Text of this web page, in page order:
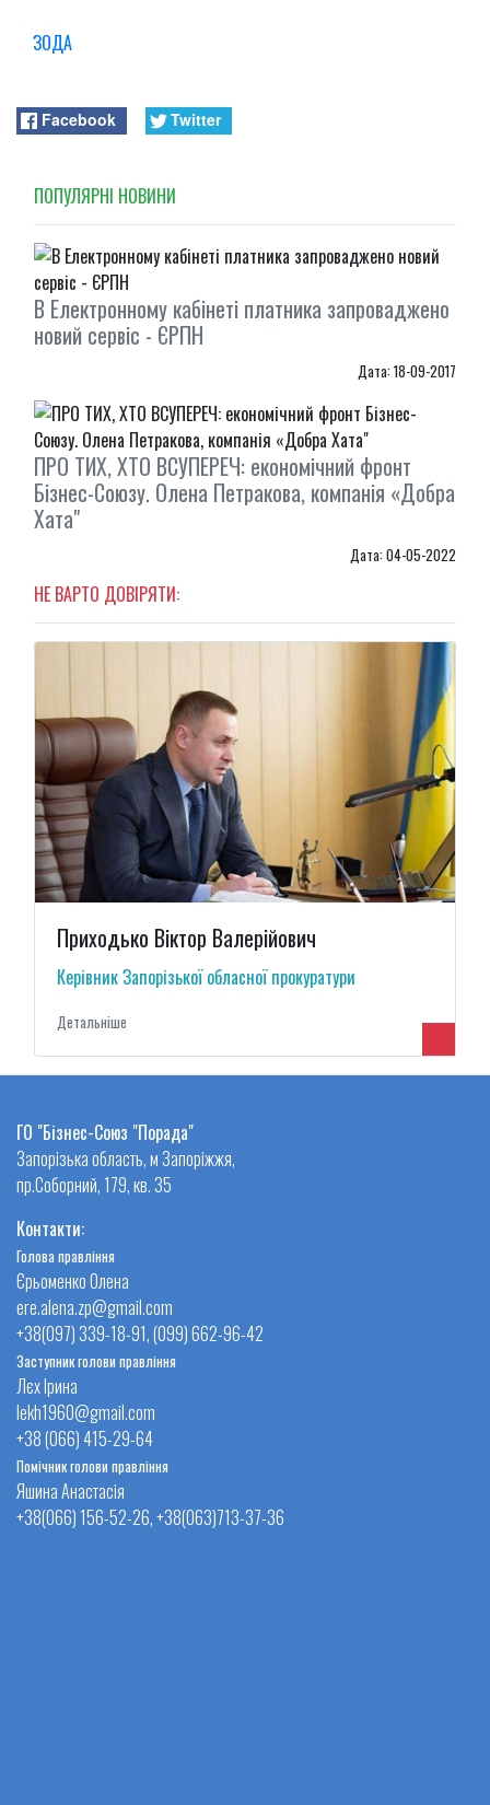
ЗОДА
Facebook Twitter
ПОПУЛЯРНI НОВИНИ
В Електронному кабінеті платника запроваджено
новий сервіс - ЄРПН
Дата: 18-09-2017
ПРО ТИХ, ХТО ВСУПЕРЕЧ: економічний фронт
Бізнес-Союзу. Олена Петракова, компанія «Добра
Хата"
Дата: 04-05-2022
НЕ ВАРТО ДОВІРЯТИ:
Приходько Віктор Валерійович
Керівник Запорізької обласної прокуратури
Детальнiше
ГО "Бізнес-Союз "Порада"
Запорізька область, м Запоріжжя,
пр.Соборний, 179, кв. 35
Контакти:
Голова правління
Єрьоменко Олена
ere.alena.zp@gmail.com
+38(097) 339-18-91, (099) 662-96-42
Заступник голови правління
Лєх Ірина
lekh1960@gmail.com
+38 (066) 415-29-64
Помічник голови правління
Яшина Анастасія
+38(066) 156-52-26, +38(063)713-37-36